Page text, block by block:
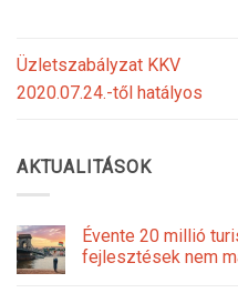
Üzletszabályzat KKV
2020.07.24.-től hatályos
AKTUALITÁSOK
Évente 20 millió
fejlesztések nem